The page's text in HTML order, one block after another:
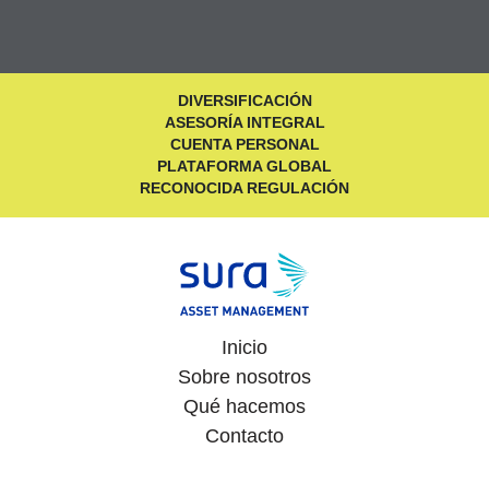
DIVERSIFICACIÓN
ASESORÍA INTEGRAL
CUENTA PERSONAL
PLATAFORMA GLOBAL
RECONOCIDA REGULACIÓN
Inicio
Sobre nosotros
Qué hacemos
Contacto